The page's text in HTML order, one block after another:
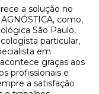
a solução no
como,
São Paulo,
particular,
em
graças aos
profissionais e
a satisfação